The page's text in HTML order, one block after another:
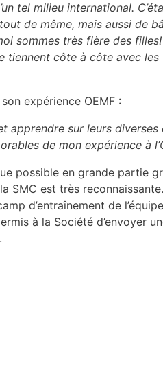
tel milieu international.
de même, mais aussi de
sommes très fière des
tiennent côte à côte avec
expérience OEMF :
apprendre sur leurs diverses
de mon expérience à
possible en grande partie
SMC est très
d’entraînement de
à la Société d’envoyer